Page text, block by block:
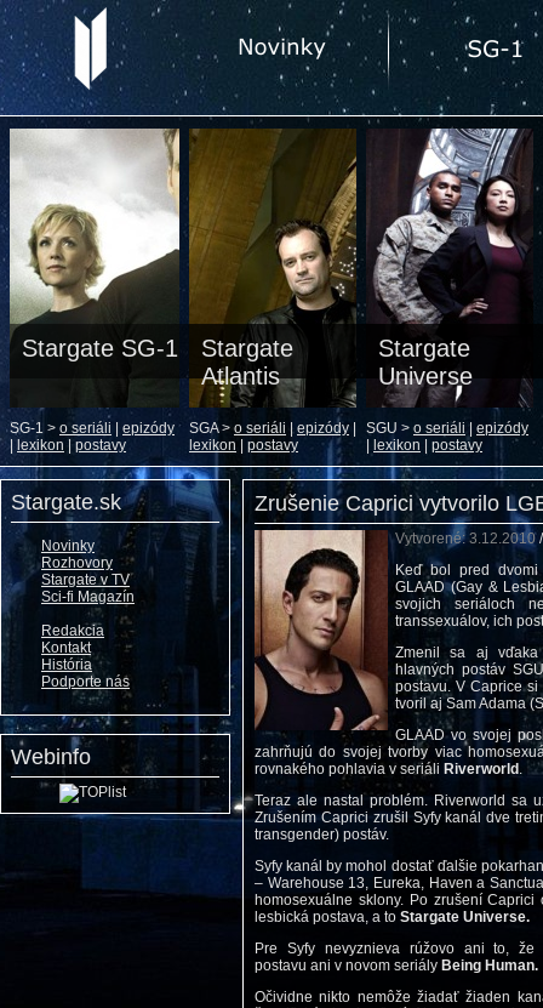
Stargate SG-1
SG-1 > o seriáli
epizódy
lexikon postavy
Stargate
Atlantis
SGA > o seriáli |epizódy
lexikon
postavy
Stargate
Universe
SGU > o seriáli
epizódy
lexikon postavy
Stargate.sk
Novinky
Rozhovory
Stargate v TV
Sci-fi Magazín
Redakcia
Kontakt
História
Podporte nás
Webinfo
Zrušenie Caprici vytvorilo
Vytvorené: 3.12.2010
Keď bol pred dvomi
GLAAD (Gay &
svojich seriáloch
transsexuálov, ich
Zmenil sa aj
hlavných postáv
postavu. V Caprice
tvoril aj Sam Adama
GLAAD vo svojej
zahrňujú do svojej tvorby viac
rovnakého pohlavia v seriáli Riverworld .
Teraz ale nastal problém. Riverworld sa
Zrušením Caprici zrušil Syfy kanál dve
transgender) postáv.
Syfy kanál by mohol dostať ďalšie
– Warehouse 13, Eureka, Haven a
homosexuálne sklony. Po zrušení
lesbická postava, a to Stargate Universe.
Pre Syfy nevyznieva rúžovo ani to, že
postavu ani v novom seriály Being Human.
Očividne nikto nemôže žiadať žiaden